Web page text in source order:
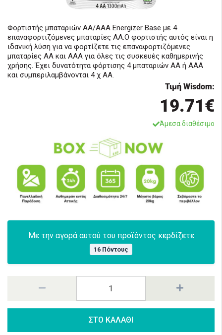
Φορτιστής μπαταριών AA/AAA Energizer Βase με 4
επαναφορτιζόμενες μπαταρίες ΑΑ.O φορτιστής αυτός είναι η
ιδανική λύση για να φορτίζετε τις επαναφορτιζόμενες
μπαταρίες ΑΑ και ΑΑΑ για όλες τις συσκευές καθημερινής
χρήσης. Έχει δυνατότητα φόρτισης 4 μπαταριών AA ή AAA
και συμπεριλαμβάνονται 4 χ ΑΑ.
Τιμή Wisdom:
19.71€
Άμεσα διαθέσιμο
Με την αγορά αυτού του προϊόντος κερδίζετε
16 Πόντους
ΣΤΟ ΚΑΛΑΘΙ